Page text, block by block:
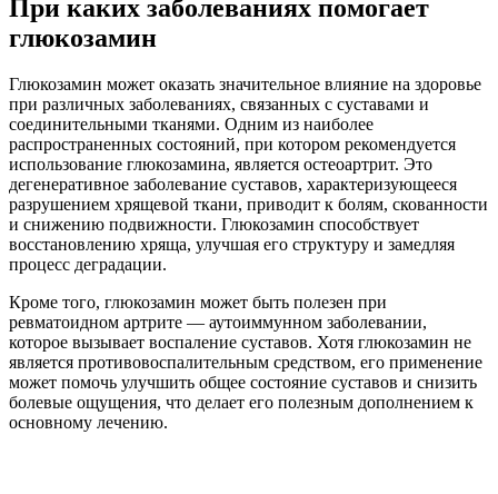
При каких заболеваниях помогает
глюкозамин
Глюкозамин может оказать значительное влияние на здоровье
при различных заболеваниях, связанных с суставами и
соединительными тканями. Одним из наиболее
распространенных состояний, при котором рекомендуется
использование глюкозамина, является остеоартрит. Это
дегенеративное заболевание суставов, характеризующееся
разрушением хрящевой ткани, приводит к болям, скованности
и снижению подвижности. Глюкозамин способствует
восстановлению хряща, улучшая его структуру и замедляя
процесс деградации.
Кроме того, глюкозамин может быть полезен при
ревматоидном артрите — аутоиммунном заболевании,
которое вызывает воспаление суставов. Хотя глюкозамин не
является противовоспалительным средством, его применение
может помочь улучшить общее состояние суставов и снизить
болевые ощущения, что делает его полезным дополнением к
основному лечению.